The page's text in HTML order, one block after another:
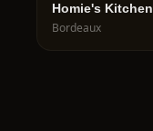
Homie's Kitchen
Bordeaux